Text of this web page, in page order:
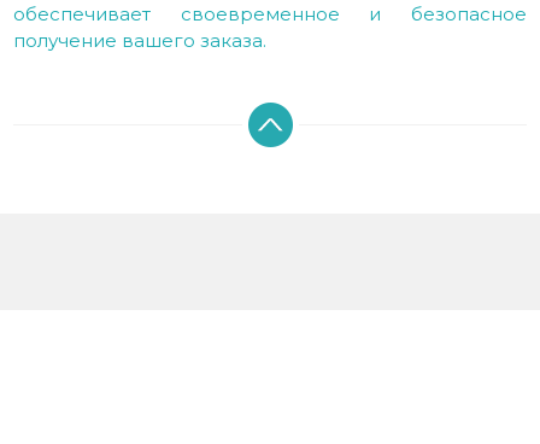
обеспечивает своевременное и безопасное
получение вашего заказа.